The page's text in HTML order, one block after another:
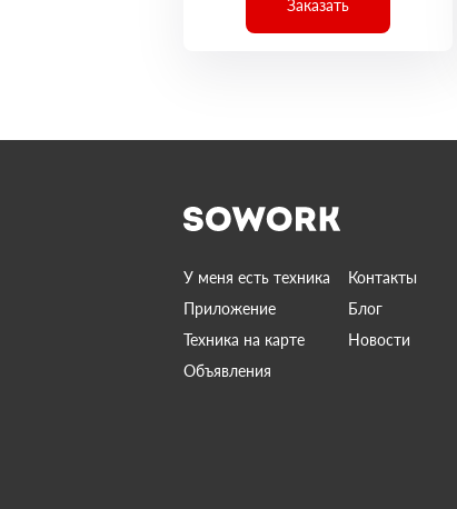
Заказать
У меня есть техника
Контакты
Приложение
Блог
Техника на карте
Новости
Объявления